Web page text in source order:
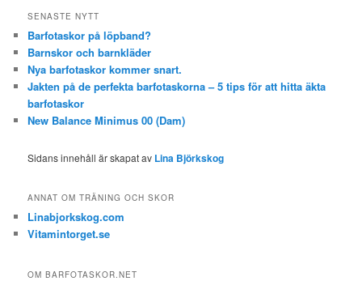
SENASTE NYTT
Barfotaskor på löpband?
Barnskor och barnkläder
Nya barfotaskor kommer snart.
Jakten på de perfekta barfotaskorna – 5 tips för att hitta äkta
barfotaskor
New Balance Minimus 00 (Dam)
Sidans innehåll är skapat av Lina Björkskog
ANNAT OM TRÄNING OCH SKOR
Linabjorkskog.com
Vitamintorget.se
OM BARFOTASKOR.NET